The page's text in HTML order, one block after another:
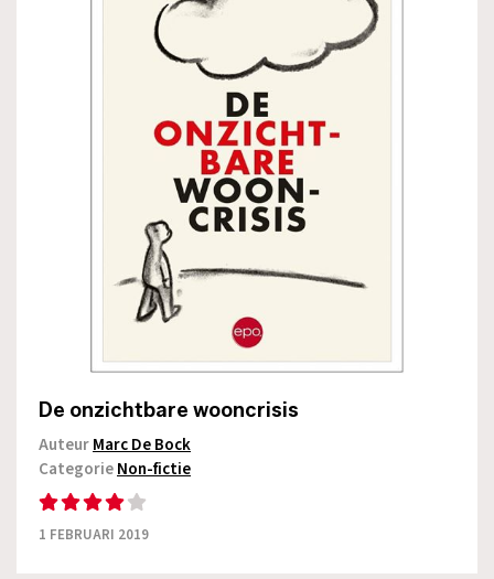
De onzichtbare wooncrisis
AuteurMarc De Bock
CategorieNon-fictie
1 FEBRUARI 2019